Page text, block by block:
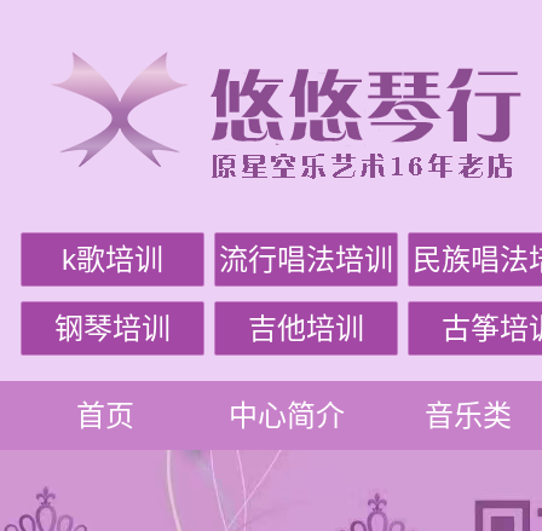
k歌培训 流行唱法培训 民族唱法
钢琴培训 吉他培训 古筝培
首页 中心简介 音乐类